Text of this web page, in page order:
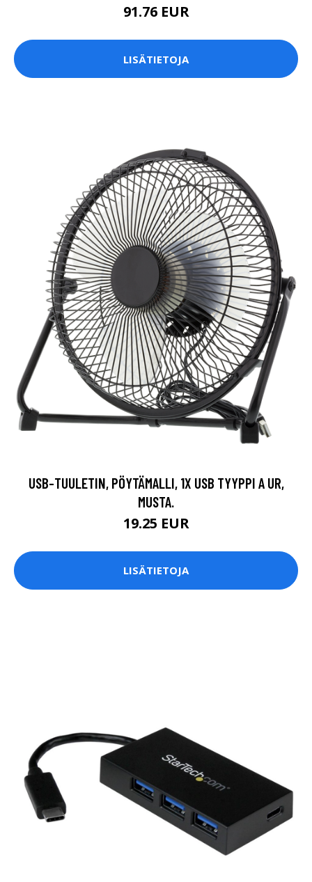
91.76 EUR
LISÄTIETOJA
USB-TUULETIN, PÖYTÄMALLI, 1X USB TYYPPI A UR,
MUSTA.
19.25 EUR
LISÄTIETOJA